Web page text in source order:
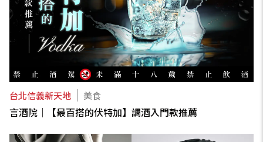
台北信義新天地 美食
言酒院｜【最百搭的伏特加】調酒入門款推薦